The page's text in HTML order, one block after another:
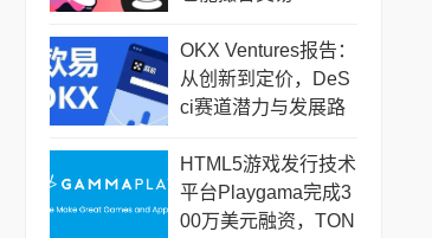
OKX Ventures报告：
从创新到定价，DeS
ci赛道潜力与发展路
HTML5游戏发行技术
平台Playgama完成3
00万美元融资，TON